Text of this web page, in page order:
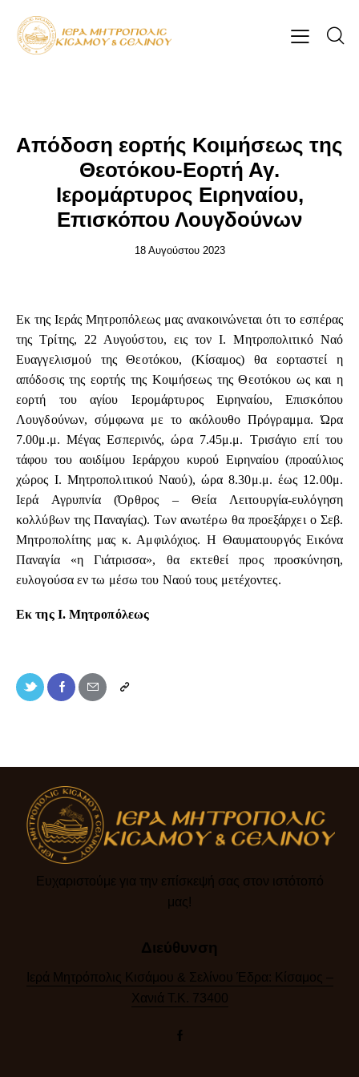
Απόδοση εορτής Κοιμήσεως της
Θεοτόκου-Εορτή Αγ.
Ιερομάρτυρος Ειρηναίου,
Επισκόπου Λουγδούνων
18 Αυγούστου 2023
Εκ της Ιεράς Μητροπόλεως μας ανακοινώνεται ότι το εσπέρας
της Τρίτης, 22 Αυγούστου, εις τον Ι. Μητροπολιτικό Ναό
Ευαγγελισμού της Θεοτόκου, (Κίσαμος) θα εορταστεί η
απόδοσις της εορτής της Κοιμήσεως της Θεοτόκου ως και η
εορτή του αγίου Ιερομάρτυρος Ειρηναίου, Επισκόπου
Λουγδούνων, σύμφωνα με το ακόλουθο Πρόγραμμα. Ώρα
7.00μ.μ. Μέγας Εσπερινός, ώρα 7.45μ.μ. Τρισάγιο επί του
τάφου του αοιδίμου Ιεράρχου κυρού Ειρηναίου (προαύλιος
χώρος Ι. Μητροπολιτικού Ναού), ώρα 8.30μ.μ. έως 12.00μ.
Ιερά Αγρυπνία (Όρθρος – Θεία Λειτουργία-ευλόγηση
κολλύβων της Παναγίας). Των ανωτέρω θα προεξάρχει ο Σεβ.
Μητροπολίτης μας κ. Αμφιλόχιος. Η Θαυματουργός Εικόνα
Παναγία «η Γιάτρισσα», θα εκτεθεί προς προσκύνηση,
ευλογούσα εν τω μέσω του Ναού τους μετέχοντες.
Εκ της Ι. Μητροπόλεως
Ευχαριστούμε για την επίσκεψή σας στον ιστότοπό
μας!​
Διεύθυνση
Ιερά Μητρόπολις Κισάμου & Σελίνου Έδρα: Κίσαμος –
Χανιά Τ.Κ. 73400